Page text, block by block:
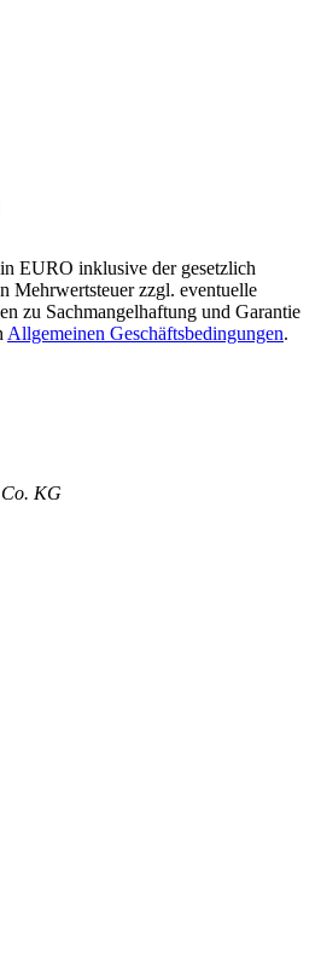
EURO inklusive der gesetzlich
Mehrwertsteuer zzgl. eventuelle
zu Sachmangelhaftung und Garantie
Allgemeinen Geschäftsbedingungen.
KG